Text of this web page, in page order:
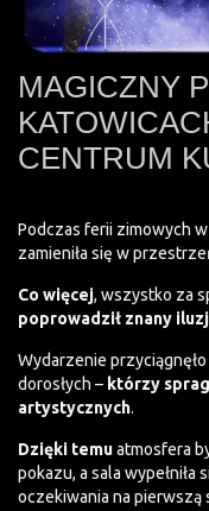
MAGICZNY
CENTRUM
Podczas ferii zimowych w
zamieniła się w
Co więcej, wszystko za
poprowadził znany
Wydarzenie
dorosłych – którzy
artystycznych.
Dzięki temuatmosfera
pokazu, a sala wypełniła
oczekiwania na pierwszą